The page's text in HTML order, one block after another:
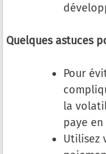
Quelques astuces
Pour
la
paye en
Utilisez